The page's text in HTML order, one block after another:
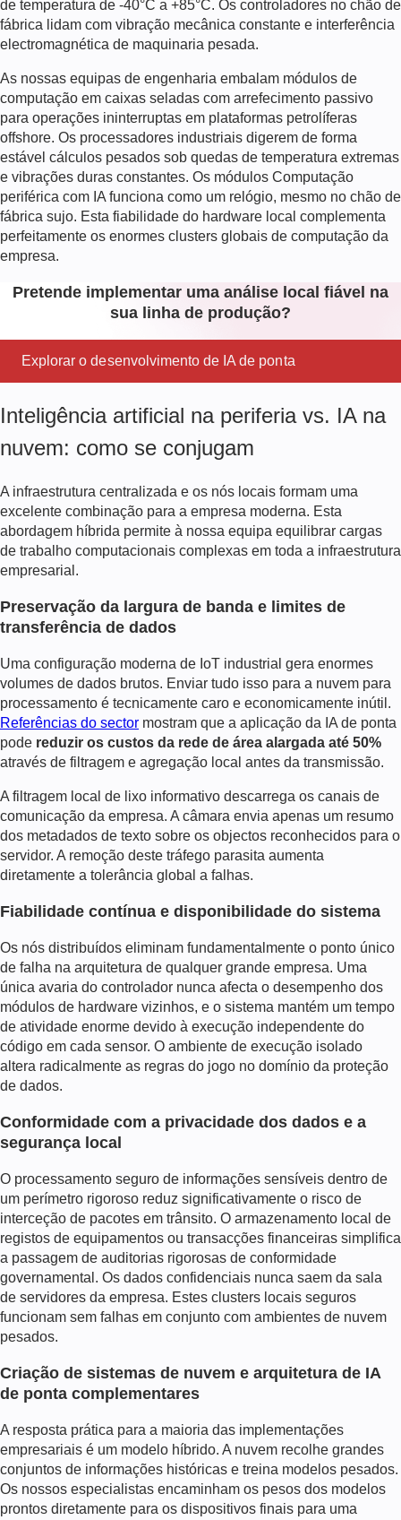
de temperatura de -40°C a +85°C. Os controladores no chão de
fábrica lidam com vibração mecânica constante e interferência
electromagnética de maquinaria pesada.
As nossas equipas de engenharia embalam módulos de
computação em caixas seladas com arrefecimento passivo
para operações ininterruptas em plataformas petrolíferas
offshore. Os processadores industriais digerem de forma
estável cálculos pesados sob quedas de temperatura extremas
e vibrações duras constantes. Os módulos Computação
periférica com IA funciona como um relógio, mesmo no chão de
fábrica sujo. Esta fiabilidade do hardware local complementa
perfeitamente os enormes clusters globais de computação da
empresa.
Pretende implementar uma análise local fiável na
sua linha de produção?
Explorar o desenvolvimento de IA de ponta
Inteligência artificial na periferia vs. IA na
nuvem: como se conjugam
A infraestrutura centralizada e os nós locais formam uma
excelente combinação para a empresa moderna. Esta
abordagem híbrida permite à nossa equipa equilibrar cargas
de trabalho computacionais complexas em toda a infraestrutura
empresarial.
Preservação da largura de banda e limites de
transferência de dados
Uma configuração moderna de IoT industrial gera enormes
volumes de dados brutos. Enviar tudo isso para a nuvem para
processamento é tecnicamente caro e economicamente inútil.
Referências do sector mostram que a aplicação da IA de ponta
pode reduzir os custos da rede de área alargada até 50%
através de filtragem e agregação local antes da transmissão.
A filtragem local de lixo informativo descarrega os canais de
comunicação da empresa. A câmara envia apenas um resumo
dos metadados de texto sobre os objectos reconhecidos para o
servidor. A remoção deste tráfego parasita aumenta
diretamente a tolerância global a falhas.
Fiabilidade contínua e disponibilidade do sistema
Os nós distribuídos eliminam fundamentalmente o ponto único
de falha na arquitetura de qualquer grande empresa. Uma
única avaria do controlador nunca afecta o desempenho dos
módulos de hardware vizinhos, e o sistema mantém um tempo
de atividade enorme devido à execução independente do
código em cada sensor. O ambiente de execução isolado
altera radicalmente as regras do jogo no domínio da proteção
de dados.
Conformidade com a privacidade dos dados e a
segurança local
O processamento seguro de informações sensíveis dentro de
um perímetro rigoroso reduz significativamente o risco de
interceção de pacotes em trânsito. O armazenamento local de
registos de equipamentos ou transacções financeiras simplifica
a passagem de auditorias rigorosas de conformidade
governamental. Os dados confidenciais nunca saem da sala
de servidores da empresa. Estes clusters locais seguros
funcionam sem falhas em conjunto com ambientes de nuvem
pesados.
Criação de sistemas de nuvem e arquitetura de IA
de ponta complementares
A resposta prática para a maioria das implementações
empresariais é um modelo híbrido. A nuvem recolhe grandes
conjuntos de informações históricas e treina modelos pesados.
Os nossos especialistas encaminham os pesos dos modelos
prontos diretamente para os dispositivos finais para uma